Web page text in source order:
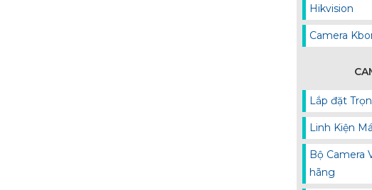
Hikvision
Camera
Lắp đặt
Linh Kiện
Bộ Camera
hãng